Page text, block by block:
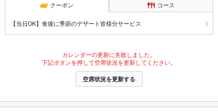
クーポン コース
【当日OK】食後に季節のデザート皆様分サービス
カレンダーの更新に失敗しました。
下記ボタンを押して空席状況を更新してください。
空席状況を更新する